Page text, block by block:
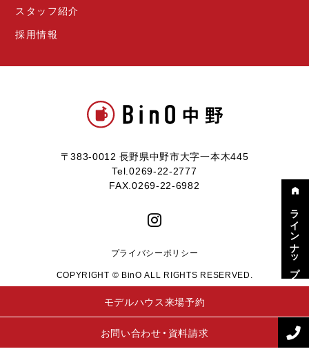
〒383-0012 長野県中野市大字一本木445
Tel.0269-22-2777
FAX.0269-22-6982
スタッフ紹介
採用情報
プライバシーポリシー
COPYRIGHT © BinO ALL RIGHTS RESERVED.
モデルハウス来場予約
お問い合わせ・資料請求
ラインナップ